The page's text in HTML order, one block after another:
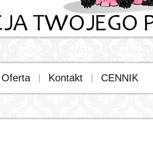
Oferta Kontakt CENNIK